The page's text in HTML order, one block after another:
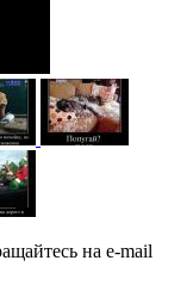
на e-mail